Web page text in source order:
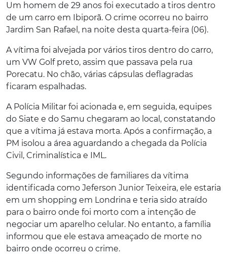
Um homem de 29 anos foi executado a tiros dentro
de um carro em Ibiporã. O crime ocorreu no bairro
Jardim San Rafael, na noite desta quarta-feira (06).
A vítima foi alvejada por vários tiros dentro do carro,
um VW Golf preto, assim que passava pela rua
Porecatu. No chão, várias cápsulas deflagradas
ficaram espalhadas.
A Polícia Militar foi acionada e, em seguida, equipes
do Siate e do Samu chegaram ao local, constatando
que a vítima já estava morta. Após a confirmação, a
PM isolou a área aguardando a chegada da Polícia
Civil, Criminalística e IML.
Segundo informações de familiares da vítima
identificada como Jeferson Junior Teixeira, ele estaria
em um shopping em Londrina e teria sido atraído
para o bairro onde foi morto com a intenção de
negociar um aparelho celular. No entanto, a família
informou que ele estava ameaçado de morte no
bairro onde ocorreu o crime.